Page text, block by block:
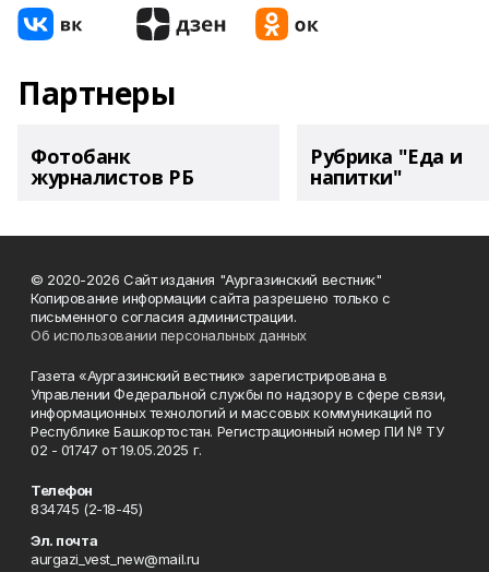
Партнеры
Фотобанк
журналистов РБ
Рубрика "Еда и
напитки"
© 2020-2026 Сайт издания "Аургазинский вестник"
Копирование информации сайта разрешено только с
письменного согласия администрации.
Об использовании персональных данных
Газета «Аургазинский вестник» зарегистрирована в
Управлении Федеральной службы по надзору в сфере связи,
информационных технологий и массовых коммуникаций по
Республике Башкортостан. Регистрационный номер ПИ № ТУ
02 - 01747 от 19.05.2025 г.
Телефон
834745 (2-18-45)
Эл. почта
aurgazi_vest_new@mail.ru